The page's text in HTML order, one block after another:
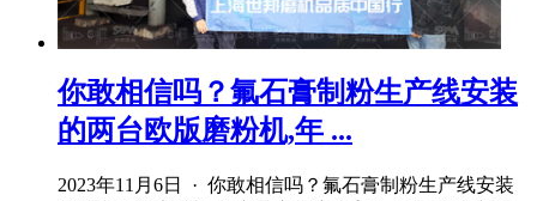
你敢相信吗？氟石膏制粉生产线安装
的两台欧版磨粉机,年 ...
2023年11月6日 · 你敢相信吗？氟石膏制粉生产线安装